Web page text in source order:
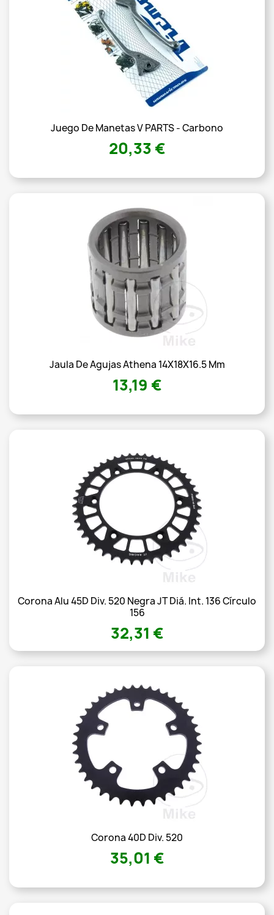
Juego De Manetas V PARTS - Carbono
20,33 €
Jaula De Agujas Athena 14X18X16.5 Mm
13,19 €
Corona Alu 45D Div. 520 Negra JT Diá. Int. 136 Círculo
156
32,31 €
Corona 40D Div. 520
35,01 €